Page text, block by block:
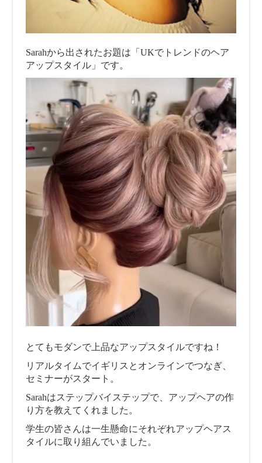
Sarahから出されたお題は「UKでトレンドのヘア
アップスタイル」です。
とてもモダンで上品なアップスタイルですね！
リアルタイムでイギリスとオンラインでつなぎ、
セミナーがスタート。
Sarahはステップバイステップで、アップヘアの作
り方を教えてくれました。
学生の皆さんは一生懸命にそれぞれアップヘアス
タイルに取り組んでいました。